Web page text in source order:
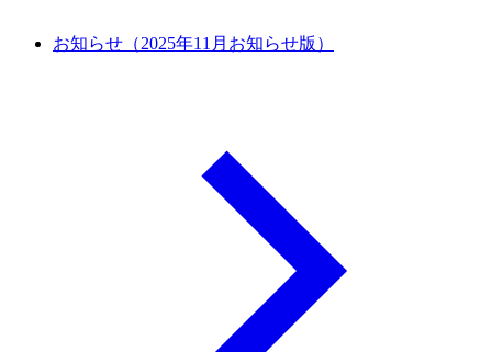
お知らせ（2025年11月お知らせ版）